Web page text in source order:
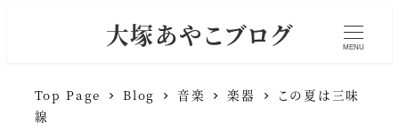
大塚あやこブログ MENU
Top Page Blog 音楽 楽器
この夏は三味
線